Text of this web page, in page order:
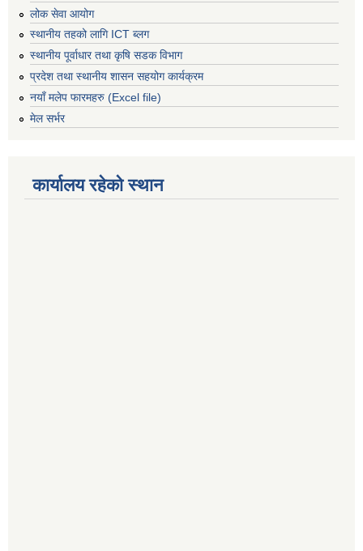
लोक सेवा आयोग
स्थानीय तहको लागि ICT ब्लग
स्थानीय पूर्वाधार तथा कृषि सडक विभाग
प्रदेश तथा स्थानीय शासन सहयोग कार्यक्रम
नयाँ मलेप फारमहरु (Excel file)
मेल सर्भर
कार्यालय रहेको स्थान